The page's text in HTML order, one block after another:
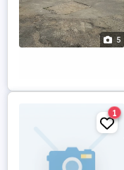
5
1